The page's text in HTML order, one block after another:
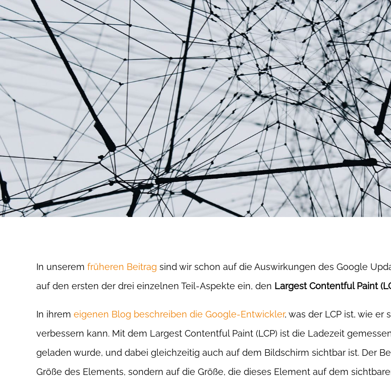
In unserem früheren Beitrag sind wir schon auf die Auswirkungen des Google
auf den ersten der drei einzelnen Teil-Aspekte ein, den Largest Contentful Paint
In ihrem eigenen Blog beschreiben die Google-Entwickler, was der LCP ist, wie
verbessern kann. Mit dem Largest Contentful Paint (LCP) ist die Ladezeit
geladen wurde, und dabei gleichzeitig auch auf dem Bildschirm sichtbar ist. Der
Größe des Elements, sondern auf die Größe, die dieses Element auf dem